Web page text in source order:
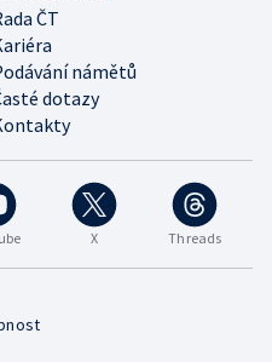
ČT
námětů
dotazy
X Threads